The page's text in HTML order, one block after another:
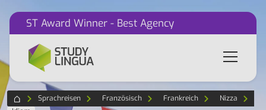
ST Award Winner - Best Agency
Sprachreisen Französisch Frankreich
Nizza